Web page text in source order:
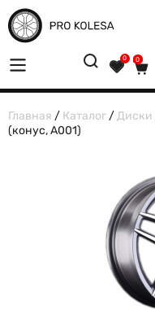
0 0
Главная / Каталог /Диски
(конус, A001)